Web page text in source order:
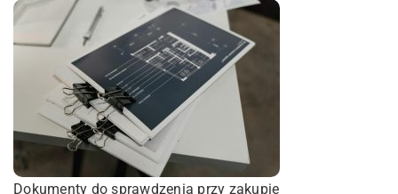
Dokumenty do sprawdzenia przy zakupie